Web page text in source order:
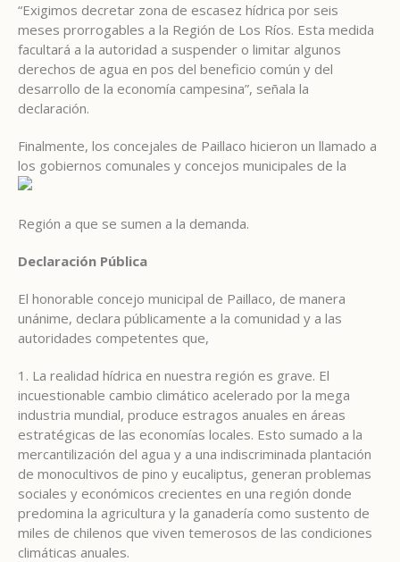
“Exigimos decretar zona de escasez hídrica por seis
meses prorrogables a la Región de Los Ríos. Esta medida
facultará a la autoridad a suspender o limitar algunos
derechos de agua en pos del beneficio común y del
desarrollo de la economía campesina”, señala la
declaración.
Finalmente, los concejales de Paillaco hicieron un llamado a
los gobiernos comunales y concejos municipales de la
Región a que se sumen a la demanda.
Declaración Pública
El honorable concejo municipal de Paillaco, de manera
unánime, declara públicamente a la comunidad y a las
autoridades competentes que,
1. La realidad hídrica en nuestra región es grave. El
incuestionable cambio climático acelerado por la mega
industria mundial, produce estragos anuales en áreas
estratégicas de las economías locales. Esto sumado a la
mercantilización del agua y a una indiscriminada plantación
de monocultivos de pino y eucaliptus, generan problemas
sociales y económicos crecientes en una región donde
predomina la agricultura y la ganadería como sustento de
miles de chilenos que viven temerosos de las condiciones
climáticas anuales.